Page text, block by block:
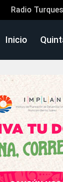
Radio
Inicio